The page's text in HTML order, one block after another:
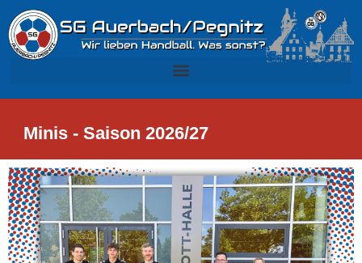
Minis - Saison 2026/27